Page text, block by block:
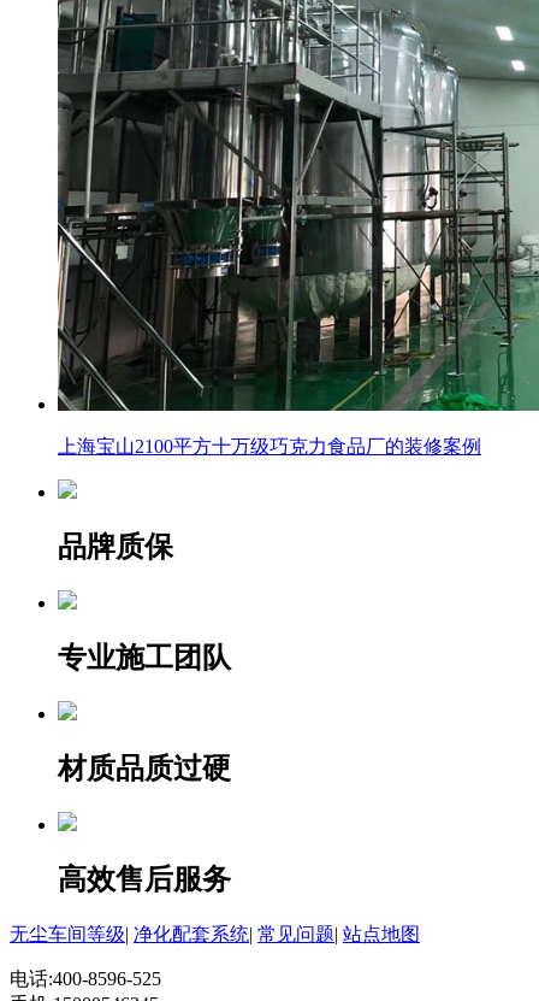
上海宝山2100平方十万级巧克力食品厂的装修案例
品牌质保
专业施工团队
材质品质过硬
高效售后服务
无尘车间等级| 净化配套系统| 常见问题| 站点地图
电话:400-8596-525